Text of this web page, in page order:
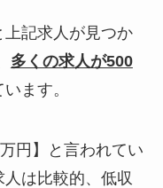
記求人が見つか
多くの求人が500
ます。
円】と言われてい
は比較的、低収